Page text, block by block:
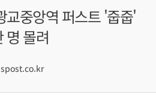
교중앙역 퍼스트 '줍줍'
명 몰려